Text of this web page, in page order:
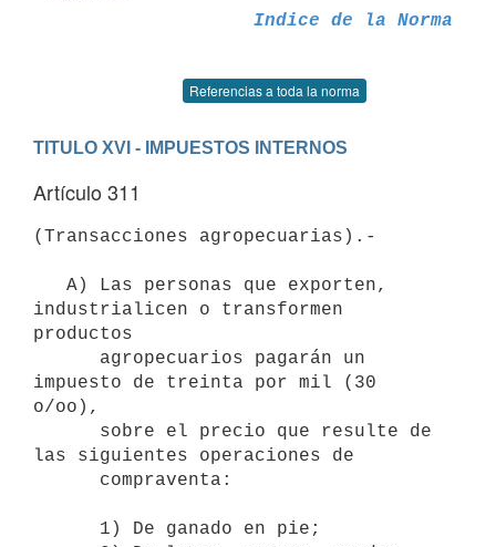
Indice de la Norma
Referencias a toda la norma
TITULO XVI - IMPUESTOS INTERNOS
Artículo 311
(Transacciones agropecuarias).-
industrialicen o transformen
productos
impuesto de treinta por mil (30
o/oo),
las siguientes operaciones de